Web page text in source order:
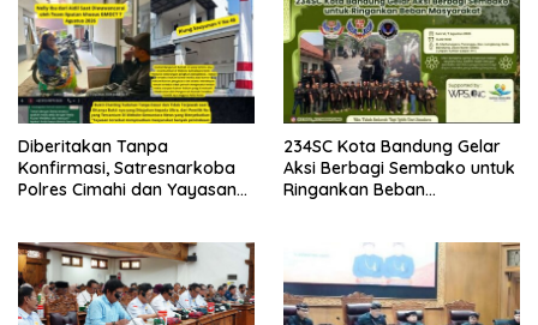
Diberitakan Tanpa
Konfirmasi, Satresnarkoba
Polres Cimahi dan Yayasan
234SC Kota Bandung Gelar
Aksi Berbagi Sembako untuk
Ringankan Beban